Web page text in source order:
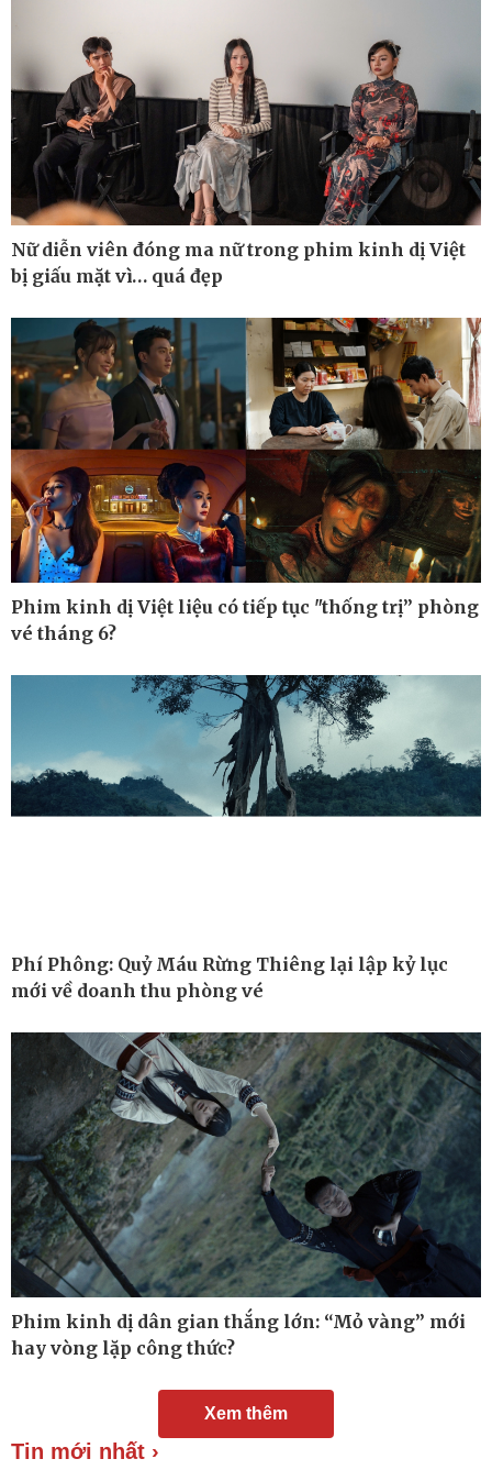
Ô tô
Xe máy
Tư vấn
Thông tin doanh nghiệp
Doanh nghiệp 24h
Doanh nhân
Vì cộng đồng
Trải nghiệm
Chuyển đổi số
Sản phụ khoa
Làm đẹp - giảm cân
Phòng mạch online
Ăn sạch sống khỏe
Nữ diễn viên đóng ma nữ trong phim kinh dị Việt
bị giấu mặt vì… quá đẹp
Phim kinh dị Việt liệu có tiếp tục "thống trị” phòng
vé tháng 6?
Phí Phông: Quỷ Máu Rừng Thiêng lại lập kỷ lục
mới về doanh thu phòng vé
Phim kinh dị dân gian thắng lớn: “Mỏ vàng” mới
hay vòng lặp công thức?
Xem thêm
Tin mới nhất ›